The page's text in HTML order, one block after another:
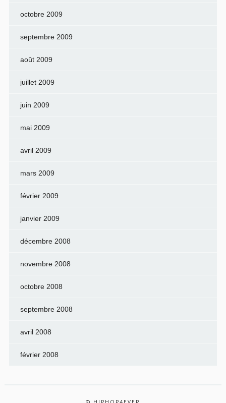
octobre 2009
septembre 2009
août 2009
juillet 2009
juin 2009
mai 2009
avril 2009
mars 2009
février 2009
janvier 2009
décembre 2008
novembre 2008
octobre 2008
septembre 2008
avril 2008
février 2008